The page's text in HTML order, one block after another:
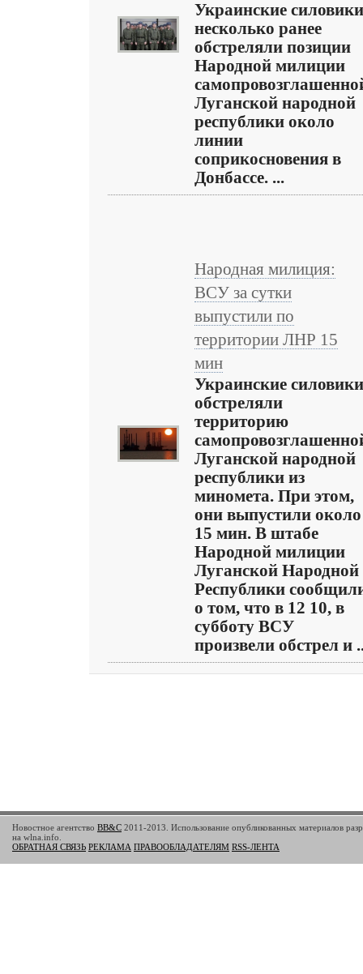
Украинские силовики
несколько ранее
обстреляли позиции
Народной милиции
Луганской народной
республики около
линии
соприкосновения в
Донбассе. ...
Народная милиция:
ВСУ за сутки
выпустили по
территории ЛНР 15
мин
Украинские силовики
обстреляли
территорию
Луганской народной
республики из
миномета. При этом,
они выпустили около
15 мин. В штабе
Народной милиции
Луганской Народной
Республики
о том, что в 12 10, в
субботу ВСУ
произвели обстрел и
Новостное агентство BB&C 2011-2013. Использование опубликованных материалов
на wlna.info.
ОБРАТНАЯ СВЯЗЬ РЕКЛАМА ПРАВООБЛАДАТЕЛЯМ RSS-ЛЕНТА